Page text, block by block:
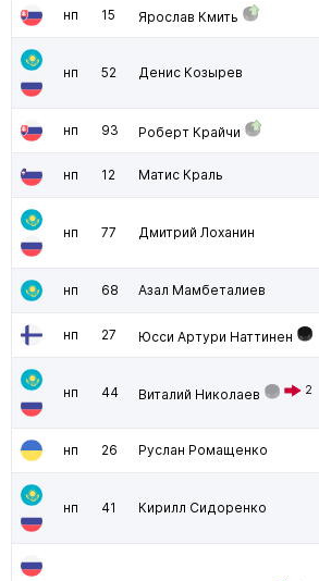
нп 15 Ярослав Кмить
нп 52 Денис Козырев
нп 93 Роберт Крайчи
нп 12 Матис Краль
нп 77 Дмитрий Лоханин
нп 68 Азал Мамбеталиев
нп 27 Юсси Артури Наттинен
нп 44 Виталий Николаев 2
нп 26 Руслан Ромащенко
нп 41 Кирилл Сидоренко